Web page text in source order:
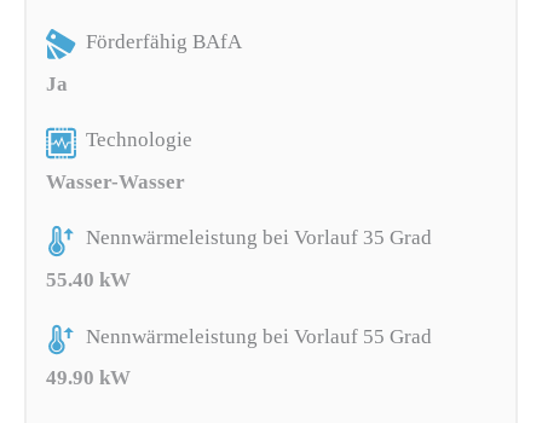
Förderfähig BAfA
Ja
Technologie
Wasser-Wasser
Nennwärmeleistung bei Vorlauf 35 Grad
55.40 kW
Nennwärmeleistung bei Vorlauf 55 Grad
49.90 kW